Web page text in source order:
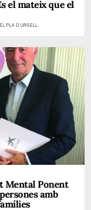
el mateix que el
PLA D'URGELL
Mental Ponent
amb